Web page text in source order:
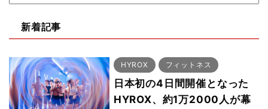
新着記事
HYROX フィットネス
日本初の4日間開催となった
HYROX、約1万2000人が幕